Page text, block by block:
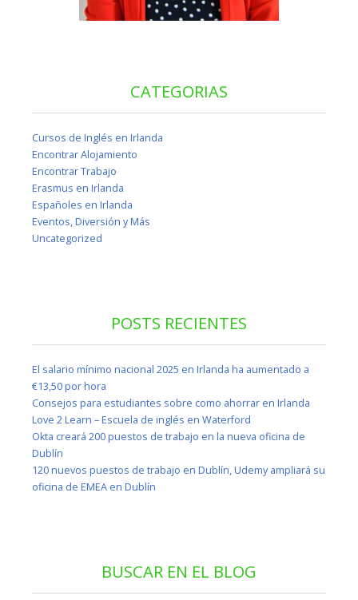
CATEGORIAS
Cursos de Inglés en Irlanda
Encontrar Alojamiento
Encontrar Trabajo
Erasmus en Irlanda
Españoles en Irlanda
Eventos, Diversión y Más
Uncategorized
POSTS RECIENTES
El salario mínimo nacional 2025 en Irlanda ha aumentado a
€13,50 por hora
Consejos para estudiantes sobre como ahorrar en Irlanda
Love 2 Learn – Escuela de inglés en Waterford
Okta creará 200 puestos de trabajo en la nueva oficina de
Dublín
120 nuevos puestos de trabajo en Dublín, Udemy ampliará su
oficina de EMEA en Dublín
BUSCAR EN EL BLOG